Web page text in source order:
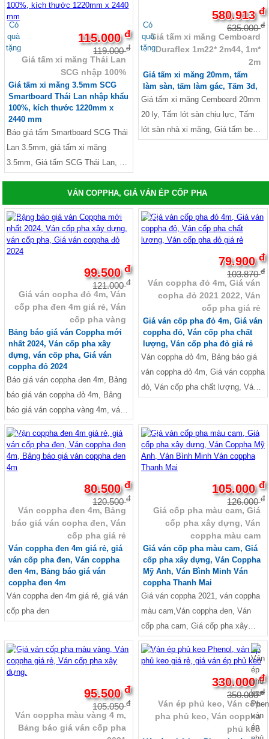
giá tấm xi mang làm vách, Giá tấm
xi măng ốp tường, giá tấm xi măng
cemboard thái lan, giá tấm
duraflex, Tấm xi măng làm tường,
tấm Cemboard làm vách ngăn,Báo
giá tấm Duraflex Vĩnh Tường, Báo
giá thi công tấm Cemboard
TPHCM, Mua tấm Cemboard ở
đâu, Giá tấm Cemboard tại Tphcm,
giá tấm xi măng smartboard SCG,
bằng vật liệu gì, Báo giá tấm
Smartboard SCG Thái Lan, Giá
tấm SCG Thái Lan, tấm 3D, Báo
giá tấm sàn be tông siêu nhẹ, giá
tấm xi măng nhẹ, Báo giá thi công
tấm Cemboard TPHCM, Mua tấm
Cemboard ở TPHCM,Giá tấm
Cemboard tại Tphcm,
Có
quà
tặng
115.000đ
119.000đ
Giá tấm xi măng Thái Lan
SCG nhập 100%
Giá tấm xi măng 3.5mm SCG
Smartboard Thái Lan nhập khẩu
100%, kích thước 1220mm x
2440 mm
Báo giá tấm Smartboard SCG Thái
Lan 3.5mm, giá tấm xi măng
3.5mm, Giá tấm SCG Thái Lan, gía
100%, tấm xi măng 3D, tấm 3D,
Giá tấm xi măng làm trần, Giá tấm
xi măng trần, Giá tấm xi măng ốp
trần, tấm xi măng làm trần nhà,
Tấm la phòng xi măng, Mẫu la
phông Prima, tấm làm vách, Tấm
vách thay tường, Mẫu la phông
Prima, giá tấm cemboard thái lan,
tam ván xi măng, Tấm xi măng
nhẹ, Báo giá thi công tấm
Cemboard TPHCM, Mua tấm
Cemboard ở TPHCM, giá tấm xi
măng nhẹ, Bảng Báo Giá Tấm Xi
1220mm x 2440mm - 1000mm x
2000mm, Bảng Báo Giá Tấm Xi
Măng 2021, SCG,
Có
quà
tặng
580.913đ
635.000đ
Giá tấm xi măng Cemboard
Duraflex 1m22* 2m44, 1m*
2m
Giá tấm xi măng 20mm, tấm
làm sàn, tấm làm gác, Tấm 3d,
Giá tấm xi măng Cemboard 20mm
20 ly, Tấm lót sàn chịu lực, Tấm
lót sàn nhà xi măng, Giá tấm be
Tấm xi măng làm tường, Giá tấm
xi măng ốp tường, Báo giá tấm
Cemboard làm vách ngăn, Giá tấm
xi măng làm vách ngăn, Giá tấm
Vĩnh Tường, Mua tấm Cemboard ở
TPHCM, Trọng lượng tấm
Cemboard Thái Lan, giá tấm xi
măng smartboard, Giá tấm xi măng
cemboard, Tấm bê tông nhẹ giá
bao nhiêu, Báo giá tấm sàn be tông
siêu nhẹ, Báo giá tấm Duraflex,
Tấm bê tông nhẹ ngoài trời
VÁN COPPHA, GIÁ VÁN ÉP CỐP PHA
-18%
99.500đ
121.000đ
Giá ván copha đỏ 4m, Ván
cốp pha đen 4m giá rẻ, Ván
cốp pha vàng
Bảng báo giá ván Coppha mới
nhất 2024, Ván cốp pha xây
dựng, ván cốp pha, Giá ván
coppha đỏ 2024
Báo giá ván coppha đen 4m, Bảng
báo giá ván coppha đỏ 4m, Bảng
báo giá ván coppha vàng 4m, ván
cốp pha chất lượng, ván cốp pha
giá rẻ, Giá ván cốp pha xây dựng
-23%
79.900đ
103.870đ
Ván coppha đỏ 4m, Giá ván
copha đỏ 2021 2022, Ván
cốp pha giá rẻ
Giá ván cốp pha đỏ 4m, Giá ván
coppha đỏ, Ván cốp pha chất
lượng, Ván cốp pha đỏ giá rẻ
Ván coppha đỏ 4m, Bảng báo giá
ván coppha đỏ 4m, Giá ván coppha
đỏ, Ván cốp pha chất lượng, Ván
-33%
80.500đ
120.500đ
Ván coppha đen 4m, Bảng
báo giá ván copha đen, Ván
cốp pha giá rẻ
Ván coppha đen 4m giá rẻ, giá
ván cốp pha đen, Ván coppha
đen 4m, Bảng báo giá ván
coppha đen 4m
Ván coppha đen 4m giá rẻ, giá ván
cốp pha đen
-17%
105.000đ
126.000đ
Giá cốp pha màu cam, Giá
cốp pha xây dựng, Ván
coppha màu cam
Giá ván cốp pha màu cam, Giá
cốp pha xây dựng, Ván Coppha
Mỹ Anh, Ván Bình Minh Ván
coppha Thanh Mai
Giá ván coppha 2021, ván coppha
màu cam,Ván coppha đen, Ván
cốp pha cam, Giá cốp pha xây
dựng, Bảng giá ván ép coppha,
Ván coppha Bình Minh, Ván Thanh
-9%
95.500đ
105.050đ
Ván coppha màu vàng 4 m,
Bảng báo giá ván cốp pha
-6%
330.000đ
350.000đ
Ván ép phủ keo, Ván cốp
pha phủ keo, Ván coppha
phủ keo